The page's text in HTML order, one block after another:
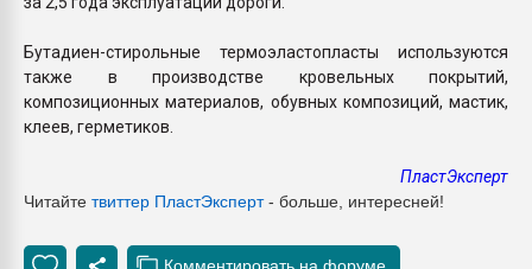
Бутадиен-стирольные термоэластопласты используются
также в производстве кровельных покрытий,
композиционных материалов, обувных композиций, мастик,
клеев, герметиков.
ПластЭксперт
Читайте твиттер ПластЭксперт- больше, интересней!